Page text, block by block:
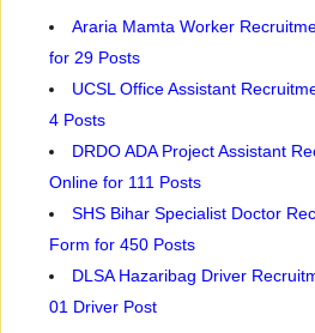
Araria Mamta Worker
for 29 Posts
UCSL Office Assistant
4 Posts
DRDO ADA Project Assistant
Online for 111 Posts
SHS Bihar Specialist Doctor
Form for 450 Posts
DLSA Hazaribag Driver
01 Driver Post